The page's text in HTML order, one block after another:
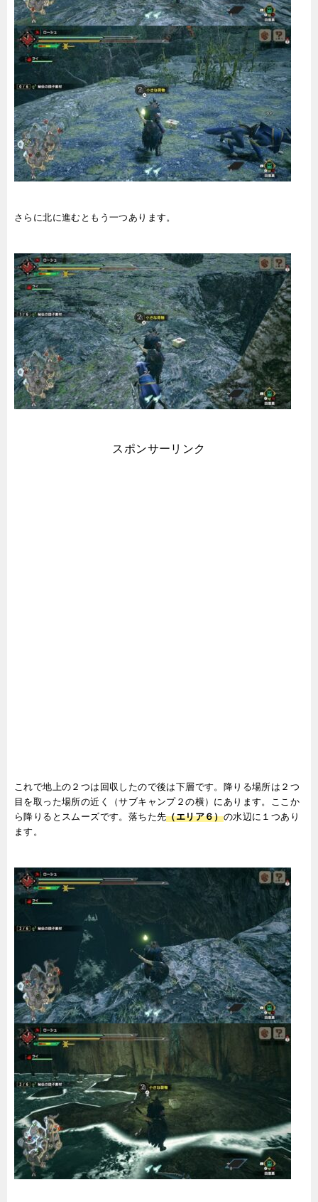
さらに北に進むともう一つあります。
スポンサーリンク
これで地上の２つは回収したので後は下層です。降りる場所は２つ
目を取った場所の近く（サブキャンプ２の横）にあります。ここか
ら降りるとスムーズです。落ちた先（エリア６）の水辺に１つあり
ます。